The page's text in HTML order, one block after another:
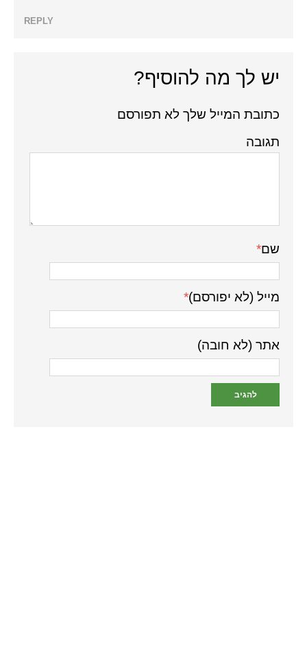
REPLY
יש לך מה להוסיף?
כתובת המייל שלך לא תפורסם
תגובה
שם*
מייל (לא יפורסם)*
אתר (לא חובה)